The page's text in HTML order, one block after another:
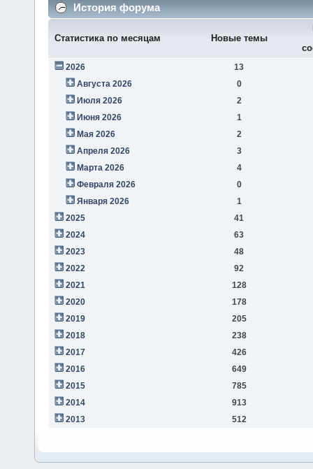
История форума
Статистика по месяцам Новые темы
2026
13
Августа 2026
0
Июля 2026
2
Июня 2026
1
Мая 2026
2
Апреля 2026
3
Марта 2026
4
Февраля 2026
0
Января 2026
1
2025
41
2024
63
2023
48
2022
92
2021
128
2020
178
2019
205
2018
238
2017
426
2016
649
2015
785
2014
913
2013
512